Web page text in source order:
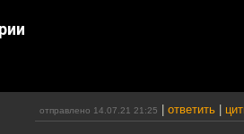
отправлено 14.07.21 21:25 ответить